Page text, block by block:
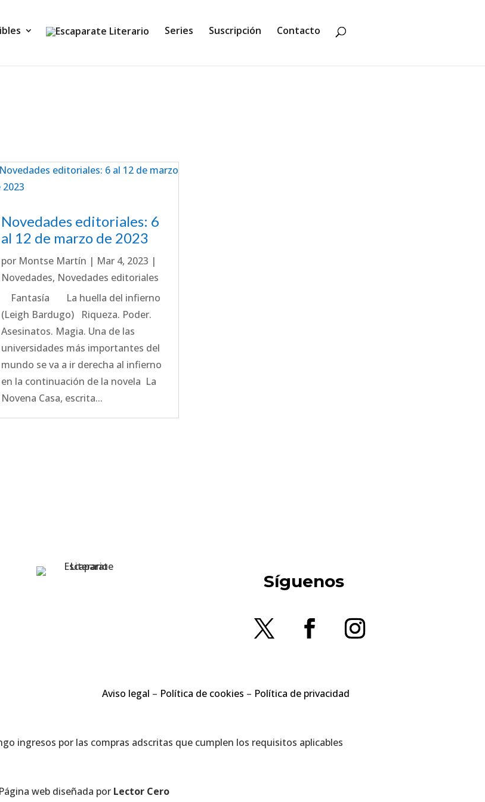
Series Suscripción Contacto
Novedades editoriales: 6
al 12 de marzo de 2023
por Montse Martín | Mar 4, 2023 |
Novedades, Novedades editoriales
Fantasía La huella del infierno
(Leigh Bardugo) Riqueza. Poder.
Asesinatos. Magia. Una de las
universidades más importantes del
mundo se va a ir derecha al infierno
en la continuación de la novela La
Novena Casa, escrita...
Síguenos
Aviso legal – Política de cookies – Política de privacidad
ingresos por las compras adscritas que cumplen los requisitos aplicables
Página web diseñada por Lector Cero